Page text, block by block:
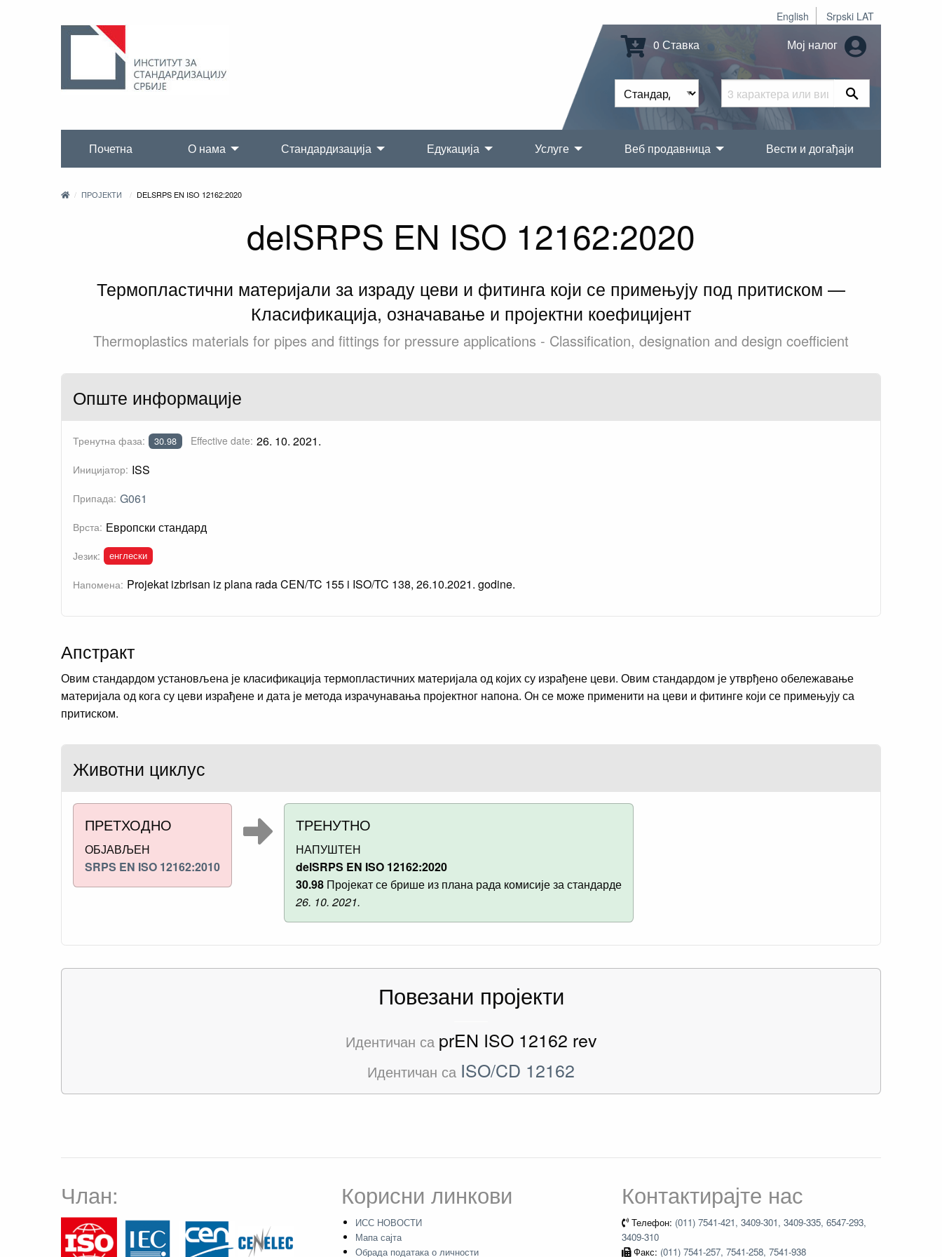
English Srpski LAT
0 Ставка Мој налог
Почетна О нама Стандардизација Едукација Услуге Веб продавница Вести и догађаји
ПРОЈЕКТИ DELSRPS EN ISO 12162:2020
delSRPS EN ISO 12162:2020
Термопластични материјали за израду цеви и фитинга који се примењују под притиском —
Класификација, означавање и пројектни коефицијент
Thermoplastics materials for pipes and fittings for pressure applications - Classification, designation and design coefficient
Опште информације
Тренутна фаза: 30.98 Effective date: 26. 10. 2021.
Иницијатор: ISS
Припада: G061
Врста: Европски стандард
Језик: енглески
Напомена: Projekat izbrisan iz plana rada CEN/TC 155 i ISO/TC 138, 26.10.2021. godine.
Апстракт
Овим стандардом установљена је класификација термопластичних материјала од којих су израђене цеви. Овим стандардом је утврђено обележавање
материјала од кога су цеви израђене и дата је метода израчунавања пројектног напона. Он се може применити на цеви и фитинге који се примењују са
притиском.
Животни циклус
ПРЕТХОДНО
ОБЈАВЉЕН
SRPS EN ISO 12162:2010
ТРЕНУТНО
НАПУШТЕН
delSRPS EN ISO 12162:2020
30.98 Пројекат се брише из плана рада комисије за стандарде
26. 10. 2021.
Повезани пројекти
Идентичан са prEN ISO 12162 rev
Идентичан са ISO/CD 12162
Члан: Корисни линкови
ИСС НОВОСТИ
Мапа сајта
Обрада података о личности
Контактирајте нас
Телефон: (011) 7541-421, 3409-301, 3409-335, 6547-293,
3409-310
Факс: (011) 7541-257, 7541-258, 7541-938